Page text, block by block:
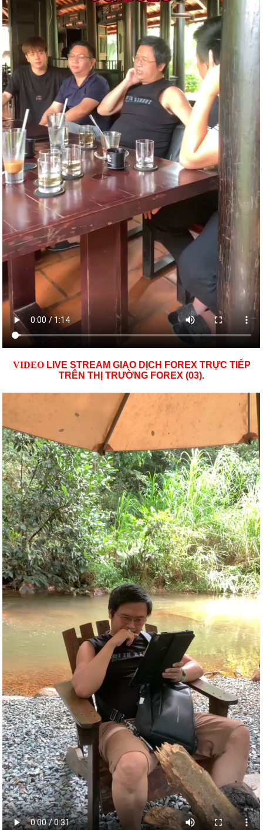
VIDEOLIVE STREAM GIAO DỊCH FOREX TRỰC TIẾP
TRÊN THỊ TRƯỜNG FOREX (03).